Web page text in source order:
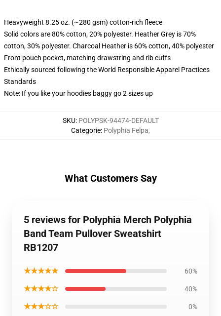
Heavyweight 8.25 oz. (~280 gsm) cotton-rich fleece
Solid colors are 80% cotton, 20% polyester. Heather Grey is 70%
cotton, 30% polyester. Charcoal Heather is 60% cotton, 40% polyester
Front pouch pocket, matching drawstring and rib cuffs
Ethically sourced following the World Responsible Apparel Practices
Standards
Note: If you like your hoodies baggy go 2 sizes up
SKU: POLYPSK-94474-DEFAULT
Categorie: Polyphia Felpa,
What Customers Say
5 reviews for Polyphia Merch Polyphia
Band Team Pullover Sweatshirt
RB1207
★★★★★ 60%
★★★★☆ 40%
★★★☆☆ 0%